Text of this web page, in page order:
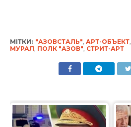
МІТКИ: "АЗОВСТАЛЬ", АРТ-ОБЪЕКТ,
МУРАЛ, ПОЛК "АЗОВ", СТРИТ-АРТ